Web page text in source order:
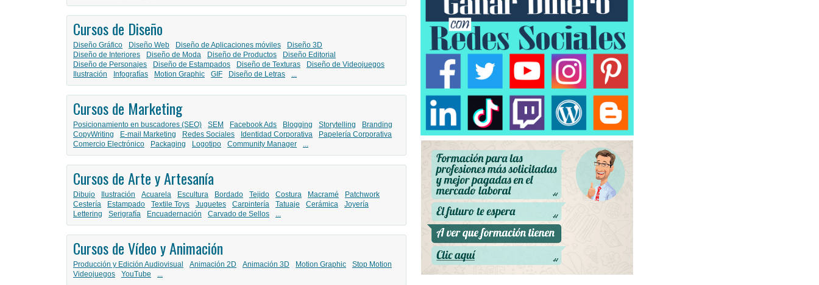
Cursos de Diseño
Diseño Gráfico Diseño Web Diseño de Aplicaciones móviles
Diseño 3D
Diseño de Interiores
Diseño de Moda Diseño de Productos
Diseño Editorial
Diseño de Personajes
Diseño de Estampados Diseño de Texturas
Diseño de Videojuegos
Ilustración
Infografías Motion Graphic GIF Diseño de Letras ...
Cursos de Marketing
Posicionamiento en buscadores (SEO) SEM Facebook Ads Blogging Storytelling
Branding
CopyWriting
E-mail Marketing Redes Sociales Identidad Corporativa
Papelería Corporativa
Comercio Electrónico
Packaging Logotipo Community Manager ...
Cursos de Arte y Artesanía
Dibujo Ilustración Acuarela Escultura Bordado Tejido Costura Macramé
Patchwork
Cestería
Estampado Textile Toys Juguetes Carpintería Tatuaje Cerámica
Joyería
Lettering
Serigrafía Encuadernación Carvado de Sellos ...
Cursos de Vídeo y Animación
Producción y Edición Audiovisual Animación 2D Animación 3D Motion Graphic
Stop Motion
Videojuegos
YouTube ...